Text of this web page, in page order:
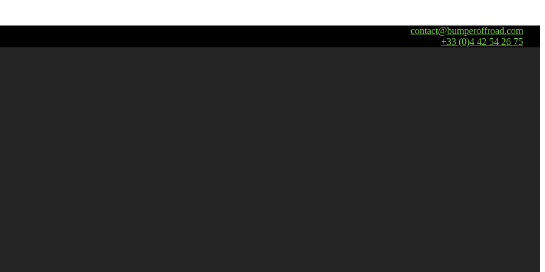
contact@bumperoffroad.com
+33 (0)4 42 54 26 75